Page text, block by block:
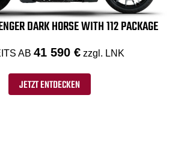
DARK HORSE WITH 112 PACKAGE
AB 41 590 € zzgl. LNK
JETZT ENTDECKEN